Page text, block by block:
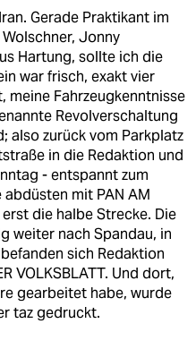
Gerade Praktikant im
Jonny
Hartung, sollte ich die
war frisch, exakt vier
meine Fahrzeugkenntnisse
Revolverschaltung
also zurück vom Parkplatz
in die Redaktion und
- entspannt zum
mit PAN AM
die halbe Strecke. Die
weiter nach Spandau, in
sich Redaktion
VOLKSBLATT. Und dort,
gearbeitet habe, wurde
taz gedruckt.